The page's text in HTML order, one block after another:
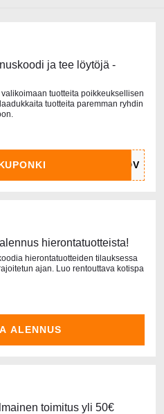
ja tee löytöjä -
tuotteita poikkeuksellisen
tuotteita paremman ryhdin
hierontatuotteista!
hierontatuotteiden tilauksessa
ajan. Luo rentouttava kotispa
ALENNUS
toimitus yli 50€